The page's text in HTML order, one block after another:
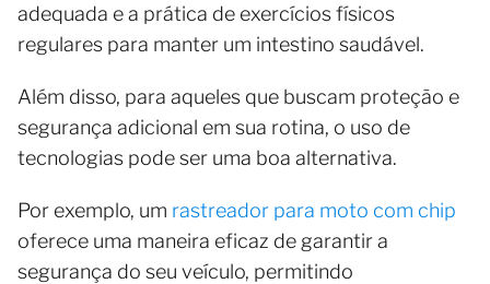
adequada e a prática de exercícios físicos
regulares para manter um intestino saudável.
Além disso, para aqueles que buscam proteção e
segurança adicional em sua rotina, o uso de
tecnologias pode ser uma boa alternativa.
Por exemplo, um rastreador para moto com chip
oferece uma maneira eficaz de garantir a
segurança do seu veículo, permitindo